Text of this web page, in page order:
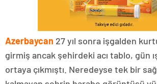
Azerbaycan 27 yıl sonra işgalden
girmiş ancak şehirdeki acı tablo, gün
ortaya çıkmıştı. Neredeyse tek bir